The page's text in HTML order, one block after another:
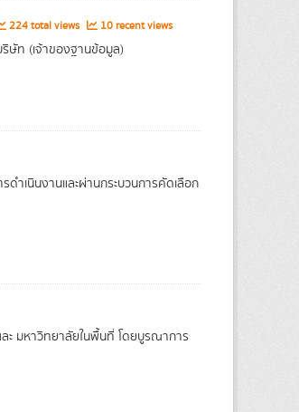
224 total views 10 recent views
ษัท (เจ้าของฐานข้อมูล)
เนินงานและผ่านกระบวนการคัดเลือก
ะ มหาวิทยาลัยในพื้นที่ โดยบูรณาการ